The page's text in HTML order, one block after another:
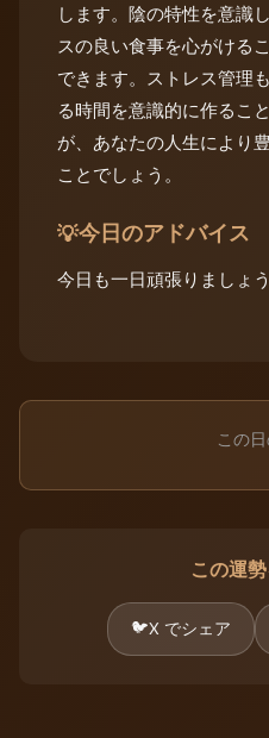
します。陰の特性を意識
スの良い食事を心がける
できます。ストレス管理
る時間を意識的に作るこ
が、あなたの人生により
ことでしょう。
💡今日のアドバイス
今日も一日頑張りましょう
この
この運
🐦X でシェア